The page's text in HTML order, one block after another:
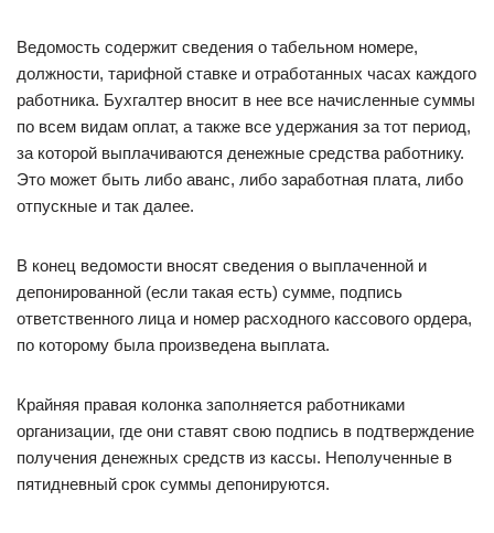
Ведомость содержит сведения о табельном номере,
должности, тарифной ставке и отработанных часах каждого
работника. Бухгалтер вносит в нее все начисленные суммы
по всем видам оплат, а также все удержания за тот период,
за которой выплачиваются денежные средства работнику.
Это может быть либо аванс, либо заработная плата, либо
отпускные и так далее.
В конец ведомости вносят сведения о выплаченной и
депонированной (если такая есть) сумме, подпись
ответственного лица и номер расходного кассового ордера,
по которому была произведена выплата.
Крайняя правая колонка заполняется работниками
организации, где они ставят свою подпись в подтверждение
получения денежных средств из кассы. Неполученные в
пятидневный срок суммы депонируются.